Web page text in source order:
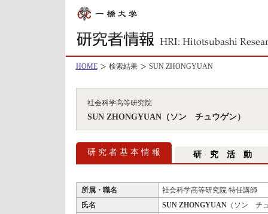
HOME 検索結果 SUN ZHONGYUAN
社会科学高等研究院
SUN ZHONGYUAN（ソン チュウゲン）
研 究 者 基 本 情 報 研 究 活 動
所属・職名
社会科学高等研究院 特任講師
氏名
SUN ZHONGYUAN（ソン チ